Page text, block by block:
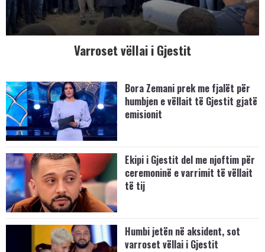
Varroset vëllai i Gjestit
Bora Zemani prek me fjalët për
humbjen e vëllait të Gjestit gjatë
emisionit
Ekipi i Gjestit del me njoftim për
ceremoninë e varrimit të vëllait
të tij
Humbi jetën në aksident, sot
varroset vëllai i Gjestit